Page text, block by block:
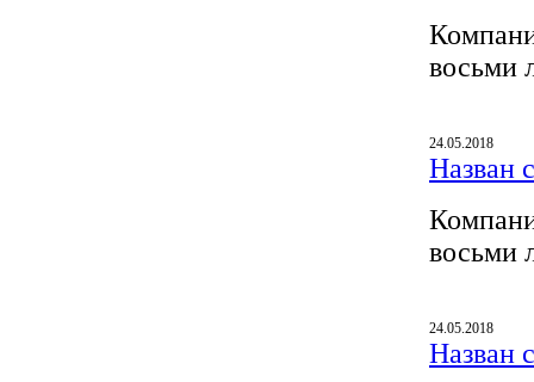
восьми
24.05.2018
Назван
восьми
24.05.2018
Назван